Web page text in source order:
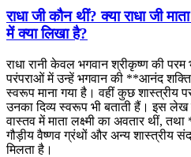
राधा जी कौन थीं? क्या राधा जी
में क्या लिखा है?
राधा रानी केवल भगवान श्रीकृष्ण की
परंपराओं में उन्हें भगवान की **आनंद शक्ति
स्वरूप माना गया है। वहीं कुछ शास्त्रीय
उनका दिव्य स्वरूप भी बताती हैं। इस लेख
वास्तव में माता लक्ष्मी का अवतार थीं, तथा
गौड़ीय वैष्णव ग्रंथों और अन्य शास्त्रीय
मिलता है।